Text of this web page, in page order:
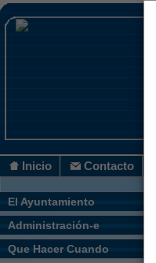
Inicio Contacto
El Ayuntamiento
Administración-e
Que Hacer Cuando